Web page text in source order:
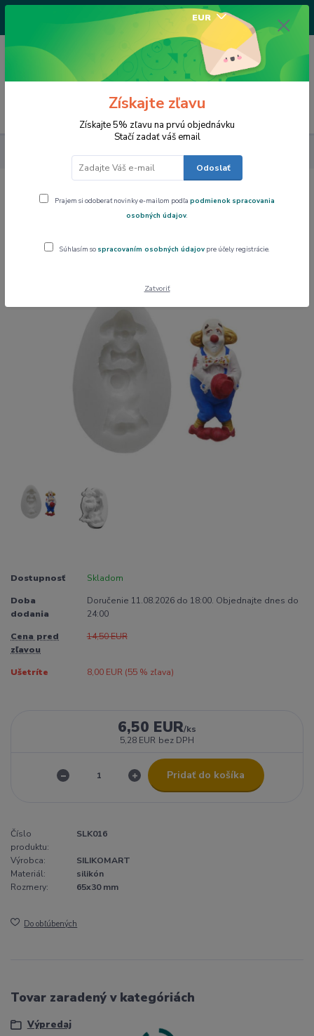
EUR
/Po-Pi 9-17 hod/
0,00 EUR
Silikomart forma na marcipán Klaun 16
Silikomart forma na marcipán Klaun
Dostupnosť Skladom
Doba
dodania
Doručenie 11.08.2026 do 18:00. Objednajte dnes do
24:00
Cena pred
zľavou
14,50 EUR
Ušetríte 8,00 EUR (55% zľava)
6,50 EUR/ks
5,28 EUR bez DPH
Pridať do košíka
Číslo
produktu:
SLK016
Výrobca:
SILIKOMART
Materiál:
silikón
Rozmery:
65x30 mm
Do obľúbených
Tovar zaradený v kategóriách
Výpredaj
Získajte zľavu
Získajte 5% zľavu na prvú objednávku
Stačí zadať váš email
Odoslať
Prajem si odoberať novinky e-mailom podľa podmienok spracovania
osobných údajov.
Súhlasím so spracovaním osobných údajov pre účely registrácie.
Zatvoriť